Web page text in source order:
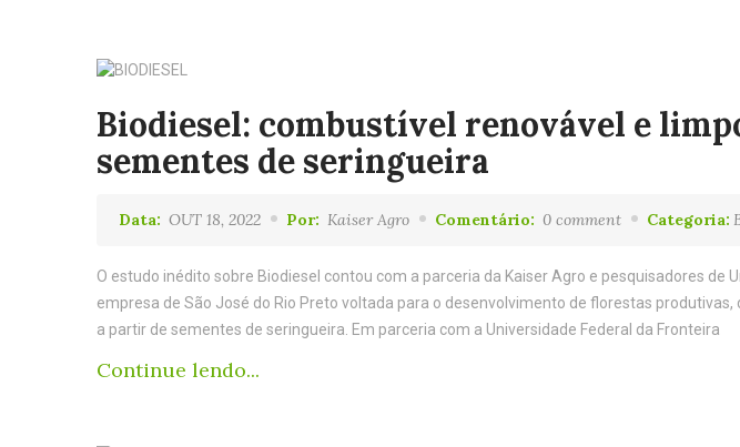
Biodiesel: combustível renovável e
sementes de seringueira
Data: OUT 18, 2022 Por: Kaiser Agro Comentário: 0 comment Categoria:
O estudo inédito sobre Biodiesel contou com a parceria da Kaiser Agro e pesquisadores de
empresa de São José do Rio Preto voltada para o desenvolvimento de florestas
a partir de sementes de seringueira. Em parceria com a Universidade Federal da Fronteira
Continue lendo...